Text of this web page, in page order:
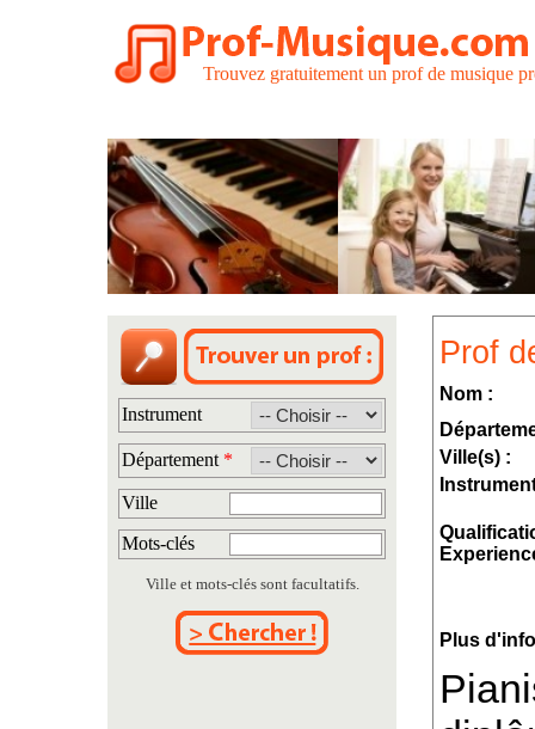
Trouvez gratuitement un prof de musique
Instrument
Département *
Ville
Mots-clés
Ville et mots-clés sont facultatifs.
Prof
Nom :
Ville(s) :
Plus